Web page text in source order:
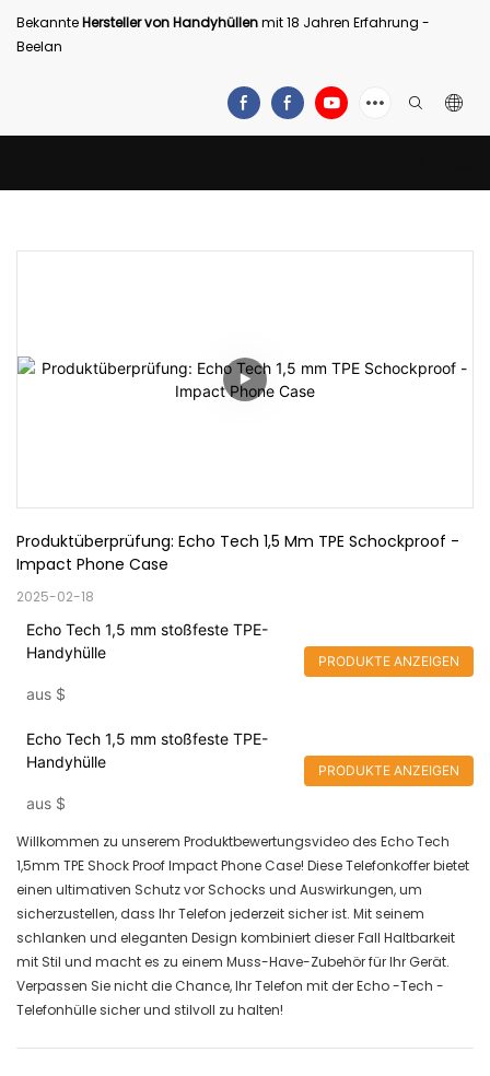
BekannteHersteller von Handyhüllenmit 18 Jahren Erfahrung -
Beelan
Produktüberprüfung: Echo Tech 1,5 Mm TPE Schockproof -
Impact Phone Case
2025-02-18
Echo Tech 1,5 mm stoßfeste TPE-
Handyhülle
aus $
PRODUKTE ANZEIGEN
Echo Tech 1,5 mm stoßfeste TPE-
Handyhülle
aus $
PRODUKTE ANZEIGEN
Willkommen zu unserem Produktbewertungsvideo des Echo Tech
1,5mm TPE Shock Proof Impact Phone Case! Diese Telefonkoffer bietet
einen ultimativen Schutz vor Schocks und Auswirkungen, um
sicherzustellen, dass Ihr Telefon jederzeit sicher ist. Mit seinem
schlanken und eleganten Design kombiniert dieser Fall Haltbarkeit
mit Stil und macht es zu einem Muss-Have-Zubehör für Ihr Gerät.
Verpassen Sie nicht die Chance, Ihr Telefon mit der Echo -Tech -
Telefonhülle sicher und stilvoll zu halten!